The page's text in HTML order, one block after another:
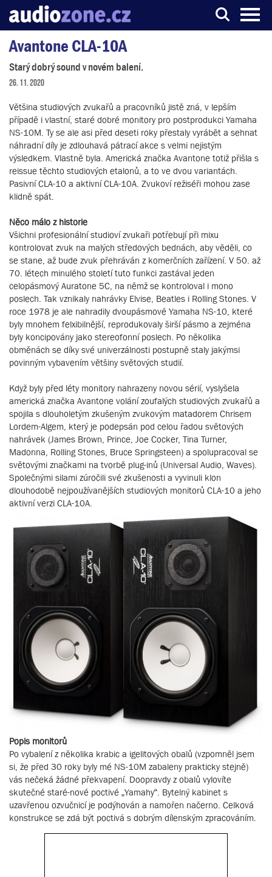
Server o digitálním zpracování zvuku
Avantone CLA-10A
Starý dobrý sound v novém balení.
26. 11. 2020
Většina studiových zvukařů a pracovníků jistě zná, v lepším
případě i vlastní, staré dobré monitory pro postprodukci Yamaha
NS-10M. Ty se ale asi před deseti roky přestaly vyrábět a sehnat
náhradní díly je zdlouhavá pátrací akce s velmi nejistým
výsledkem. Vlastně byla. Americká značka Avantone totiž přišla s
reissue těchto studiových etalonů, a to ve dvou variantách.
Pasivní CLA-10 a aktivní CLA-10A. Zvukoví režiséři mohou zase
klidně spát.
Něco málo z historie
Všichni profesionální studioví zvukaři potřebují při mixu
kontrolovat zvuk na malých středových bednách, aby věděli, co
se stane, až bude zvuk přehráván z komerčních zařízení. V 50. až
70. létech minulého století tuto funkci zastával jeden
celopásmový Auratone 5C, na němž se kontroloval i mono
poslech. Tak vznikaly nahrávky Elvise, Beatles i Rolling Stones. V
roce 1978 je ale nahradily dvoupásmové Yamaha NS-10, které
byly mnohem felxibilnější, reprodukovaly širší pásmo a zejména
byly koncipovány jako stereofonní poslech. Po několika
obměnách se díky své univerzálnosti postupně staly jakýmsi
povinným vybavením většiny světových studií.
Když byly před léty monitory nahrazeny novou sérií, vyslyšela
americká značka Avantone volání zoufalých studiových zvukařů a
spojila s dlouholetým zkušeným zvukovým matadorem Chrisem
Lordem-Algem, který je podepsán pod celou řadou světových
nahrávek (James Brown, Prince, Joe Cocker, Tina Turner,
Madonna, Rolling Stones, Bruce Springsteen) a spolupracoval se
světovými značkami na tvorbě plug-inů (Universal Audio, Waves).
Společnými silami zúročili své zkušenosti a vyvinuli klon
dlouhodobě nejpoužívanějších studiových monitorů CLA-10 a jeho
aktivní verzi CLA-10A.
Popis monitorů
Po vybalení z několika krabic a igelitových obalů (vzpomněl jsem
si, že před 30 roky byly mé NS-10M zabaleny prakticky stejně)
vás nečeká žádné překvapení. Doopravdy z obalů vylovíte
skutečné staré-nové poctivé „Yamahy“. Bytelný kabinet s
uzavřenou ozvučnicí je podýhován a namořen načerno. Celková
konstrukce se zdá být poctivá s dobrým dílenským zpracováním.